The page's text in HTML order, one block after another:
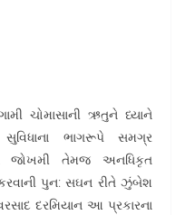
ચોમાસાની ઋતુને ધ્યાને
સુવિધાના ભાગરૂપે સમગ્ર
જોખમી તેમજ અનધિકૃત
પુન: સઘન રીતે ઝુંબેશ
દરમિયાન આ પ્રકારના